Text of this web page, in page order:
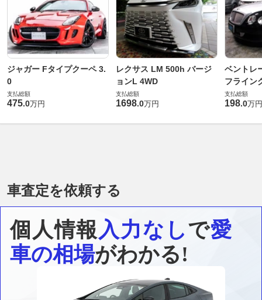
ジャガー Fタイプクーペ 3.
0
支払総額
475.0万円
レクサス LM 500h バージ
ョンL 4WD
支払総額
1698.0万円
ベントレ
フライン
支払総額
198.0万円
車査定を依頼する
個人情報入力なしで愛
車の相場がわかる!